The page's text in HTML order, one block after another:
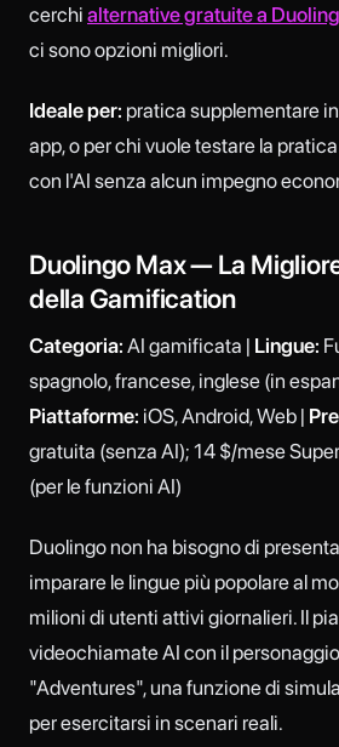
cerchi alternative gratuite a
ci sono opzioni migliori.
Ideale per: pratica supplementare
app, o per chi vuole testare la
con l'AI senza alcun impegno
Duolingo Max — La
della Gamification
Categoria: AI gamificata | Lingue:
spagnolo, francese, inglese (in
Piattaforme: iOS, Android, Web |
gratuita (senza AI); 14 $/mese
(per le funzioni AI)
Duolingo non ha bisogno di
imparare le lingue più popolare al
milioni di utenti attivi giornalieri. Il
videochiamate AI con il
"Adventures", una funzione di
per esercitarsi in scenari reali.